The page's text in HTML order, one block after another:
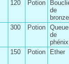
120 Potion
de
bronze
300 Potion Queue
de
phénix
150 Potion Ether